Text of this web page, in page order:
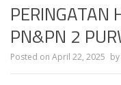
PERINGATAN
PN&PN 2
Posted on April 22, 2025 by